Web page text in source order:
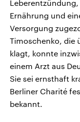
Ernährung und
Versorgung
Timoschenko, die
klagt, konnte
einem Arzt aus
Sie sei ernsthaft
Berliner Charité
bekannt.